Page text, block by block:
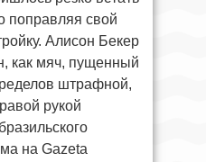
поправляя свой
Алисон Бекер
как мяч, пущенный
штрафной,
рукой
на Gazeta